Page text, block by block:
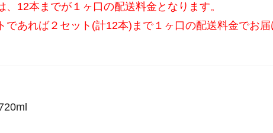
12本までが１ヶ口の配送料金となります。
であれば２セット(計12本)まで１ヶ口の配送料金でお